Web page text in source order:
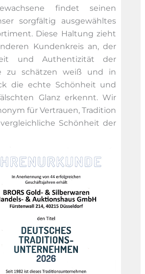
findet seinen
sorgfältig ausgewähltes
Diese Haltung zieht
Kundenkreis an, der
und Authentizität der
zu schätzen weiß und in
die echte Schönheit und
Glanz erkennt. Wir
für Vertrauen, Tradition
Schönheit der